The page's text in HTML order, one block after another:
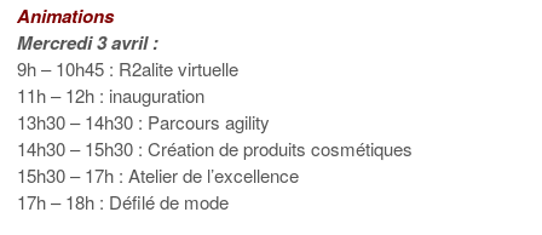
Animations
Mercredi 3 avril :
9h – 10h45 : R2alite virtuelle
11h – 12h : inauguration
13h30 – 14h30 : Parcours agility
14h30 – 15h30 : Création de produits cosmétiques
15h30 – 17h : Atelier de l’excellence
17h – 18h : Défilé de mode